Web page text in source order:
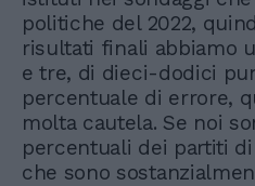
politiche del 2022,
risultati finali abbiamo
e tre, di dieci-dodici
percentuale di errore,
molta cautela. Se noi
percentuali dei partiti
che sono